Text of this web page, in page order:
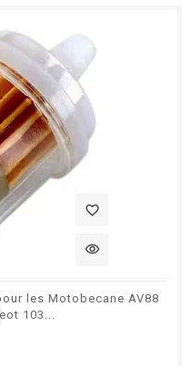
favorite_border
visibility
les Motobecane AV88
103...